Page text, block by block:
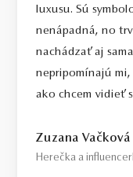
luxusu. Sú
nenápadná, no
nachádzať aj
nepripomínajú
ako chcem vidieť
Zuzana Vačková
Herečka a